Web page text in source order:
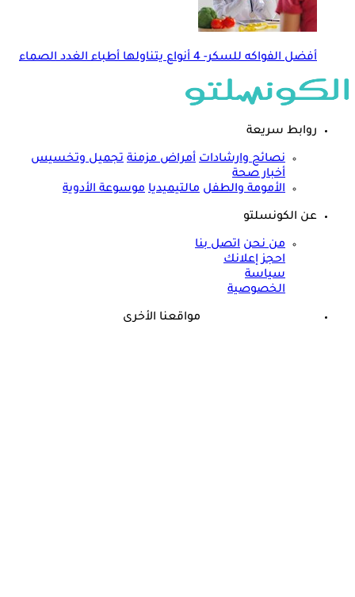
أفضل الفواكه للسكر- 4 أنواع يتناولها أطباء الغدد الصماء
روابط سريعة
نصائح وارشادات أمراض مزمنة تجميل وتخسيس
أخبار صحة
الأمومة والطفل مالتيميديا موسوعة الأدوية
عن الكونسلتو
من نحن اتصل بنا
احجز إعلانك
سياسة
الخصوصية
مواقعنا الأخرى